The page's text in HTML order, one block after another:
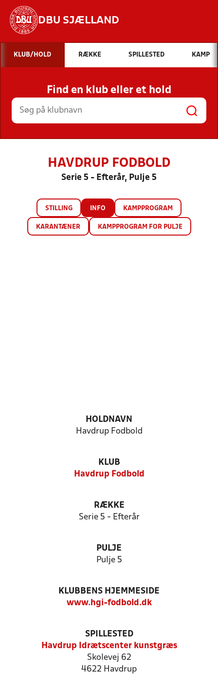
DBU SJÆLLAND
Hvad vil du søge efter?
INDHOLD OG NYHEDER
STILLINGER, RESULTATER, KLUBBER OG
HOLD
KLUB/HOLD RÆKKE SPILLESTED KAMP
Find en klub eller et hold
HAVDRUP FODBOLD
Serie 5 - Efterår, Pulje 5
STILLING INFO KAMPPROGRAM
KARANTÆNER KAMPPROGRAM FOR PULJE
HOLDNAVN
Havdrup Fodbold
KLUB
Havdrup Fodbold
RÆKKE
Serie 5 - Efterår
PULJE
Pulje 5
KLUBBENS HJEMMESIDE
www.hgi-fodbold.dk
SPILLESTED
Havdrup Idrætscenter kunstgræs
Skolevej 62
4622 Havdrup